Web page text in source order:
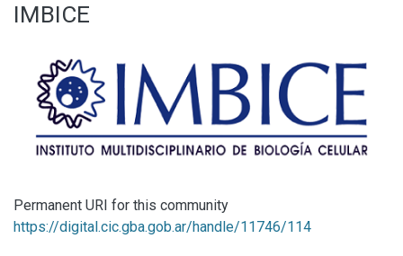
Aportar material
IMBICE
Permanent URI for this community
https://digital.cic.gba.gob.ar/handle/11746/114